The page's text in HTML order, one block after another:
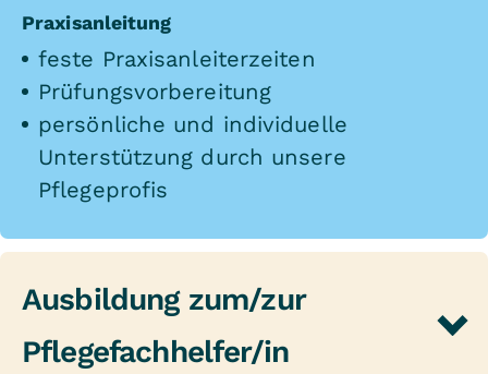
Praxisanleitung
feste Praxisanleiterzeiten
Prüfungsvorbereitung
persönliche und individuelle
Unterstützung durch unsere
Pflegeprofis
Ausbildung zum/zur
Pflegefachhelfer/in